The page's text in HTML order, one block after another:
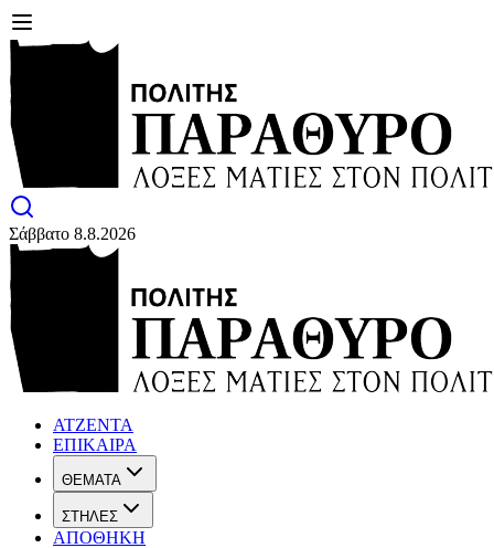
Σάββατο 8.8.2026
ΑΤΖΕΝΤΑ
ΕΠΙΚΑΙΡΑ
ΘΕΜΑΤΑ
ΣΤΗΛΕΣ
ΑΠΟΘΗΚΗ